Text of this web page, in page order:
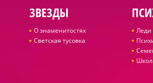
ЗВЕЗДЫ
О знаменитостях
Светская тусовка
Леди